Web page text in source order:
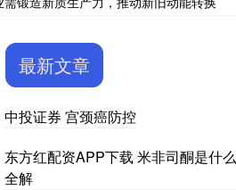
最新文章
中投证券 宫颈癌防控
东方红配资APP下载 米非司酮是什
全解